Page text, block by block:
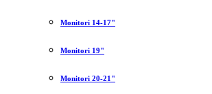
Monitori 14-17"
Monitori 19"
Monitori 20-21"